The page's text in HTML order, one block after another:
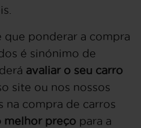
que ponderar a compra
é sinónimo de
avaliar o seu carro
site ou nos nossos
na compra de carros
melhor preço para a